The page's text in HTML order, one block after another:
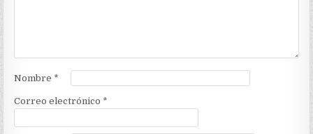
Nombre *
Correo electrónico *